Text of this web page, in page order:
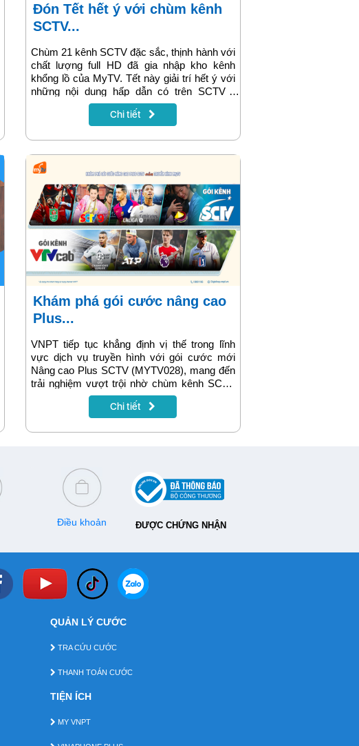
Đón Tết hết ý với chùm kênh
SCTV...
Chùm 21 kênh SCTV đặc sắc, thịnh hành với
chất lượng full HD đã gia nhập kho kênh
khổng lồ của MyTV. Tết này giải trí hết ý với
những nội dung hấp dẫn có trên SCTV -
chùm kênh trong nước có rating top đầu Việt
Chi tiết
Khám phá gói cước nâng cao
Plus...
VNPT tiếp tục khẳng định vị thế trong lĩnh
vực dịch vụ truyền hình với gói cước mới
Nâng cao Plus SCTV (MYTV028), mang đến
trải nghiệm vượt trội nhờ chùm kênh SCTV
đa dạng và chất lượng cao. Hãy cùng khám
phá chi tiết về gói cước này và so sánh sự
để chọn lựa giải pháp giải trí phù hợp nhất
Chi tiết
Điều khoản ĐƯỢC CHỨNG NHẬN
QUẢN LÝ CƯỚC
TRA CỨU CƯỚC
THANH TOÁN CƯỚC
TIỆN ÍCH
MY VNPT